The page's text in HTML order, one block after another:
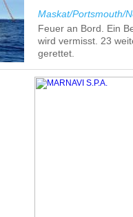
Maskat/Portsmouth/
Feuer an Bord. Ein
wird vermisst. 23
gerettet.